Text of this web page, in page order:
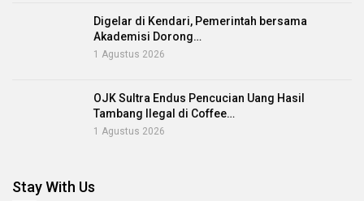
Digelar di Kendari, Pemerintah bersama
Akademisi Dorong…
1 Agustus 2026
OJK Sultra Endus Pencucian Uang Hasil
Tambang Ilegal di Coffee…
1 Agustus 2026
Stay With Us